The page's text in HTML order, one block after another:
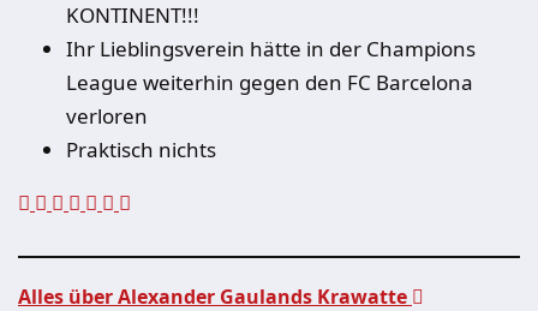
KONTINENT!!!
Ihr Lieblingsverein hätte in der Champions
League weiterhin gegen den FC Barcelona
verloren
Praktisch nichts
Alles über Alexander Gaulands Krawatte